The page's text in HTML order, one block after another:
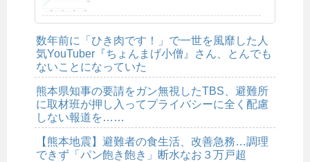
数年前に「ひき肉です！」で一世を風靡した人
気YouTuber『ちょんまげ小僧』さん、とんでも
ないことになっていた
熊本県知事の要請をガン無視したTBS、避難所
に取材班が押し入ってプライバシーに全く配慮
しない報道を……
【熊本地震】避難者の食生活、改善急務…調理
できず「パン飽き飽き」断水なお３万戸超